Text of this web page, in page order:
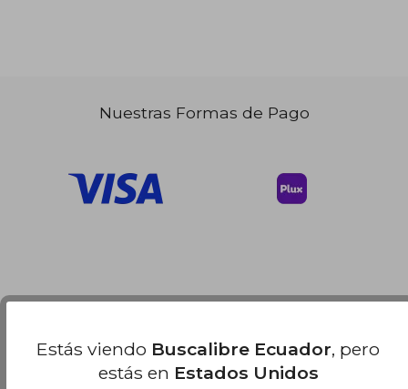
Nuestras Formas de Pago
Estás viendo Buscalibre Ecuador, pero
estás en Estados Unidos